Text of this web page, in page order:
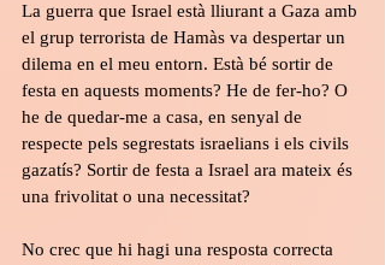
La guerra que Israel està lliurant a Gaza amb
el grup terrorista de Hamàs va despertar un
dilema en el meu entorn. Està bé sortir de
festa en aquests moments? He de fer-ho? O
he de quedar-me a casa, en senyal de
respecte pels segrestats israelians i els civils
gazatís? Sortir de festa a Israel ara mateix és
una frivolitat o una necessitat?
No crec que hi hagi una resposta correcta